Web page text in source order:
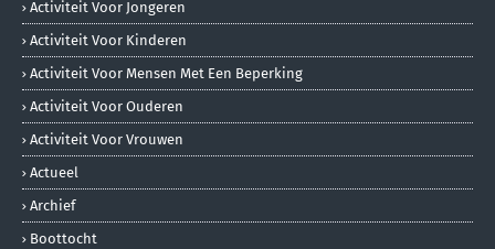
Activiteit Voor Jongeren
Activiteit Voor Kinderen
Activiteit Voor Mensen Met Een Beperking
Activiteit Voor Ouderen
Activiteit Voor Vrouwen
Actueel
Archief
Boottocht